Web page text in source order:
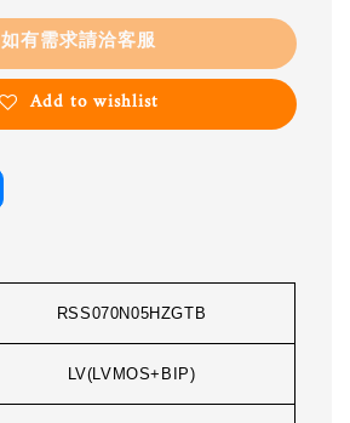
如有需求請洽客服
Add to wishlist
RSS070N05HZGTB
LV(LVMOS+BIP)